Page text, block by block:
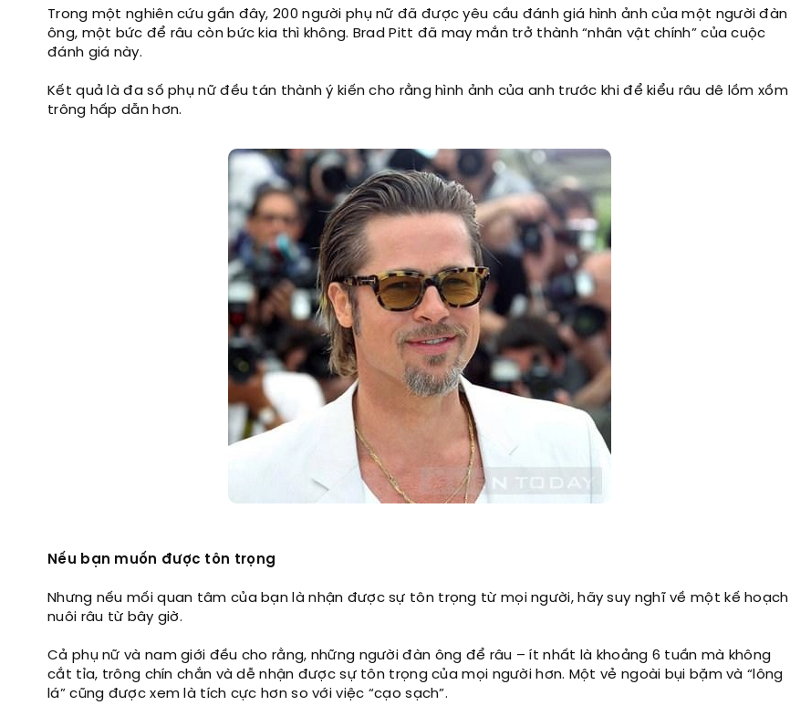
Trong một nghiên cứu gần đây, 200 người phụ nữ đã được yêu cầu đánh giá hình ảnh của một người đàn
ông, một bức để râu còn bức kia thì không. Brad Pitt đã may mắn trở thành “nhân vật chính” của cuộc
đánh giá này.
Kết quả là đa số phụ nữ đều tán thành ý kiến cho rằng hình ảnh của anh trước khi để kiểu râu dê lồm xồm
trông hấp dẫn hơn.
Nếu bạn muốn được tôn trọng
Nhưng nếu mối quan tâm của bạn là nhận được sự tôn trọng từ mọi người, hãy suy nghĩ về một kế hoạch
nuôi râu từ bây giờ.
Cả phụ nữ và nam giới đều cho rằng, những người đàn ông để râu – ít nhất là khoảng 6 tuần mà không
cắt tỉa, trông chín chắn và dễ nhận được sự tôn trọng của mọi người hơn. Một vẻ ngoài bụi bặm và “lông
lá” cũng được xem là tích cực hơn so với việc “cạo sạch”.